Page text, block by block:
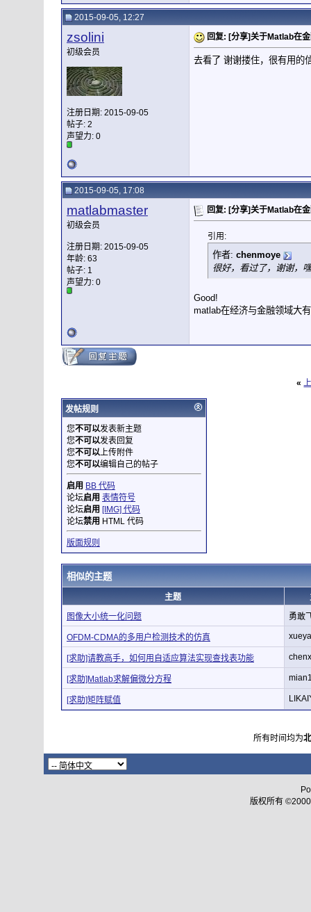
2015-09-05, 12:27
zsolini
初级会员
注册日期: 2015-09-05
帖子: 2
声望力: 0
回复: [分享]关于Matlab在
去看了 谢谢搂住，很有用的
2015-09-05, 17:08
matlabmaster
初级会员
注册日期: 2015-09-05
年龄: 63
帖子: 1
声望力: 0
回复: [分享]关于Matlab在
引用:
作者: chenmoye
很好，看过了，谢谢，
Good!
matlab在经济与金融领域大
«
发帖规则
您不可以发表新主题
您不可以发表回复
您不可以上传附件
您不可以编辑自己的帖子
启用 BB 代码
论坛启用 表情符号
论坛启用 [IMG] 代码
论坛禁用 HTML 代码
版面规则
相似的主题
主题
图像大小统一化问题
勇敢
OFDM-CDMA的多用户检测技术的仿真
[求助]请教高手，如何用自适应算法实现查找表功能
[求助]Matlab求解偏微分方程
[求助]矩阵赋值
所有时间均为
版权所有